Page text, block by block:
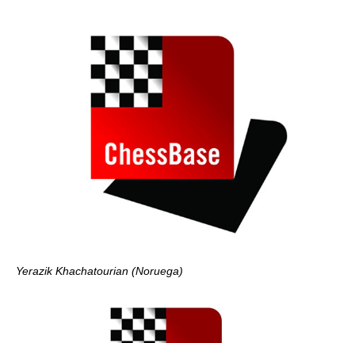
Yerazik Khachatourian (Noruega)